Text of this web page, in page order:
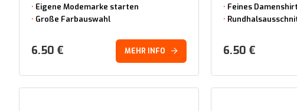
Eigene Modemarke starten
Große Farbauswahl
6.50 € MEHR INFO
Feines Damenshirt
6.50 €